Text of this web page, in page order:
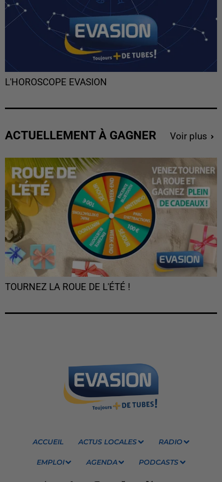
L'HOROSCOPE EVASION
ACTUELLEMENT À GAGNER Voir plus
TOURNEZ LA ROUE DE L'ÉTÉ !
ACCUEIL ACTUS LOCALES RADIO
EMPLOI AGENDA PODCASTS